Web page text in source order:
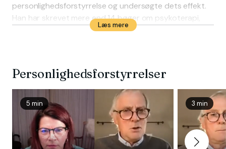
personlighedsforstyrrelse og undersøgte dets effekt.
Han har skrevet mere end 14 bøger om psykoterapi,
herunder Mentalization Based Treatment for
Læs mere
Personlighedsforstyrrelser
5 min 3 min